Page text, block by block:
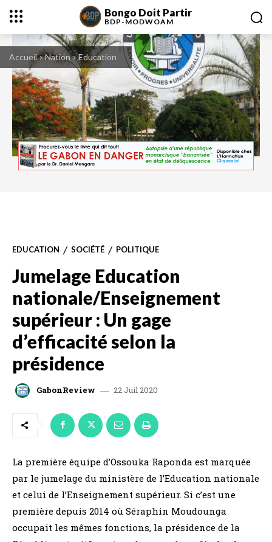
Bongo Doit Partir
BDP-MODWOAM
Accueil Nation Education
EDUCATION SOCIÉTÉ POLITIQUE
Jumelage Education
nationale/Enseignement
supérieur : Un gage
d’efficacité selon la
présidence
GabonReview 22 Juil 2020
La première équipe d’Ossouka Raponda est marquée
par le jumelage du ministère de l’Education nationale
et celui de l’Enseignement supérieur. Si c’est une
première depuis 2014 où Séraphin Moudounga
occupait les mêmes fonctions, la présidence de la